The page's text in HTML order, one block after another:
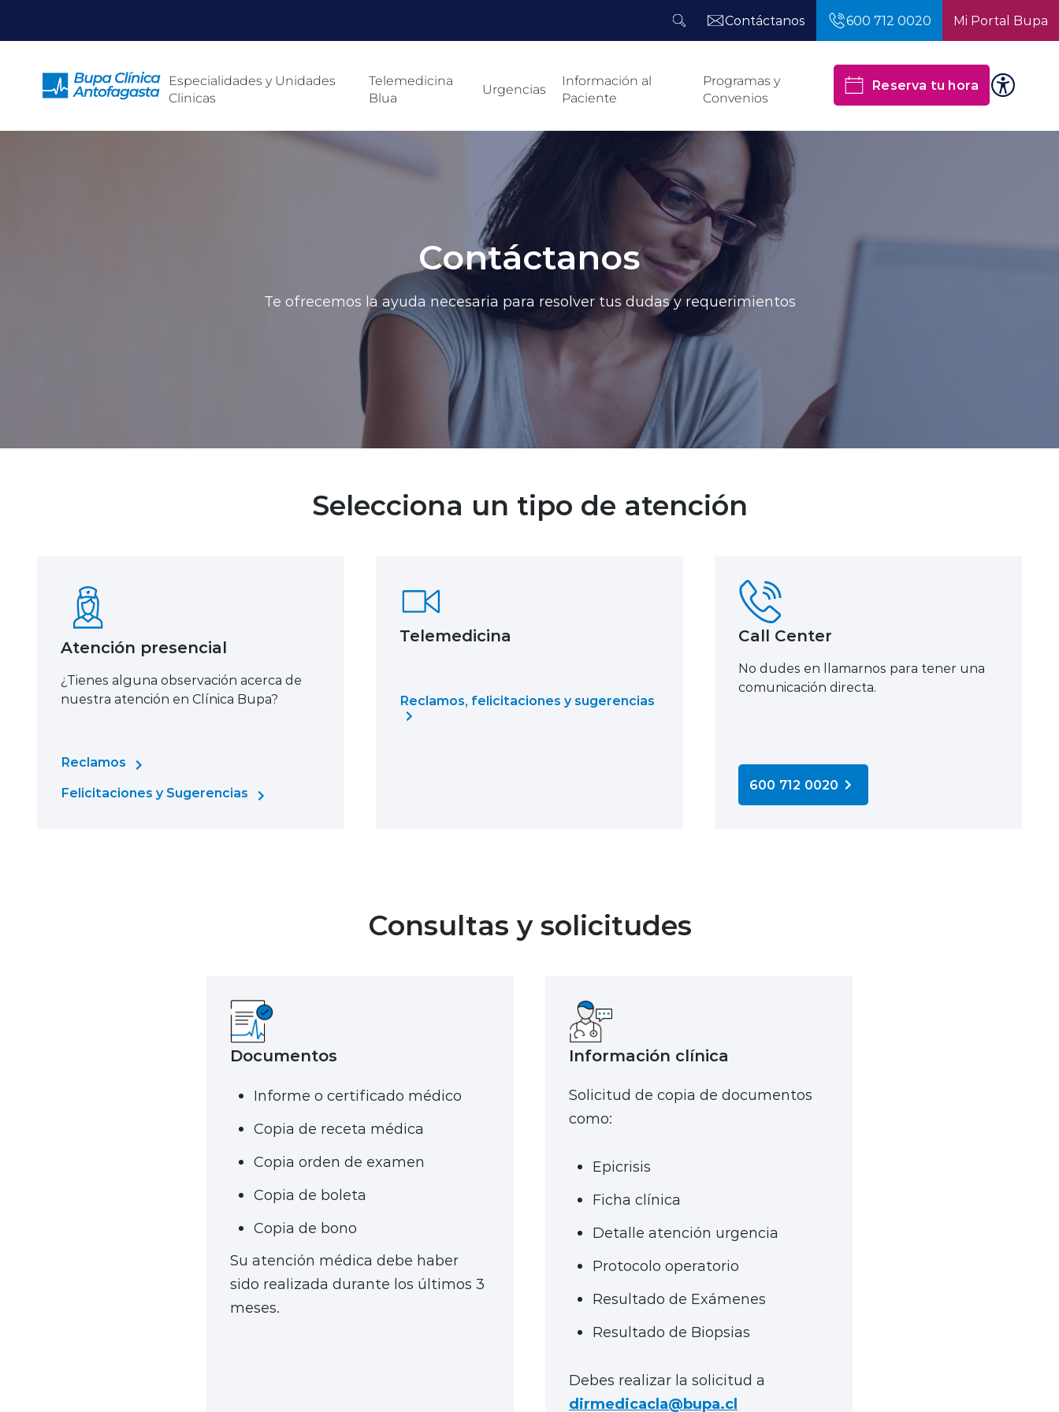
Contáctanos
600 712 0020 Mi Portal Bupa
Especialidades y Unidades
Clinicas
Telemedicina
Blua
Urgencias
Información al
Paciente
Programas y
Convenios
Reserva tu hora
Contáctanos
Te ofrecemos la ayuda necesaria para resolver tus dudas y requerimientos
Selecciona un tipo de atención
Atención presencial
¿Tienes alguna observación acerca de
nuestra atención en Clínica Bupa?
Reclamos
Felicitaciones y Sugerencias
Telemedicina
Reclamos, felicitaciones y sugerencias
Call Center
No dudes en llamarnos para tener una
comunicación directa.
600 712 0020
Consultas y solicitudes
Documentos
Informe o certificado médico
Copia de receta médica
Copia orden de examen
Copia de boleta
Copia de bono
Su atención médica debe haber
sido realizada durante los últimos 3
meses.
Información clínica
Solicitud de copia de documentos
como:
Epicrisis
Ficha clínica
Detalle atención urgencia
Protocolo operatorio
Resultado de Exámenes
Resultado de Biopsias
Debes realizar la solicitud a
dirmedicacla@bupa.cl